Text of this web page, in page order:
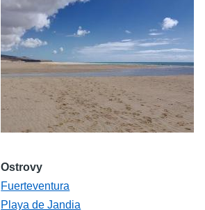
Ostrovy
Fuerteventura
Playa de Jandia